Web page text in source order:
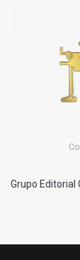
Grupo Editorial